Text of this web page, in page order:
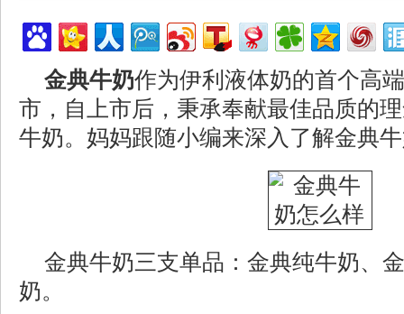
金典牛奶作为伊利液体奶的首个高
市，自上市后，秉承奉献最佳品质的
牛奶。妈妈跟随小编来深入了解金典
金典牛奶三支单品：金典纯牛奶、
奶。